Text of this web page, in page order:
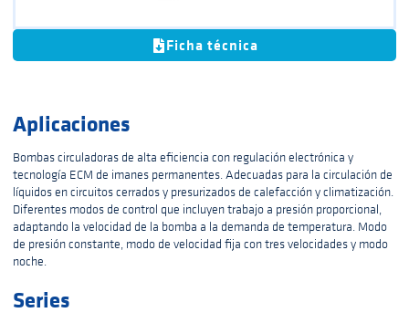
Ficha técnica
Aplicaciones
Bombas circuladoras de alta eficiencia con regulación electrónica y
tecnología ECM de imanes permanentes. Adecuadas para la circulación de
líquidos en circuitos cerrados y presurizados de calefacción y climatización.
Diferentes modos de control que incluyen trabajo a presión proporcional,
adaptando la velocidad de la bomba a la demanda de temperatura. Modo
de presión constante, modo de velocidad fija con tres velocidades y modo
noche.
Series